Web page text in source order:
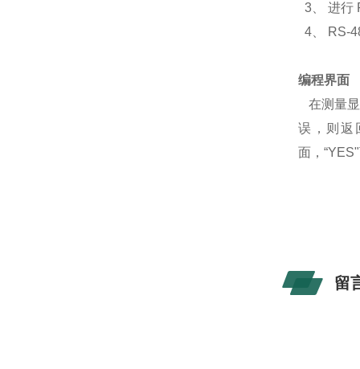
3、 进行
4、 RS-
编程界面
在测量
误，则返
面，
留